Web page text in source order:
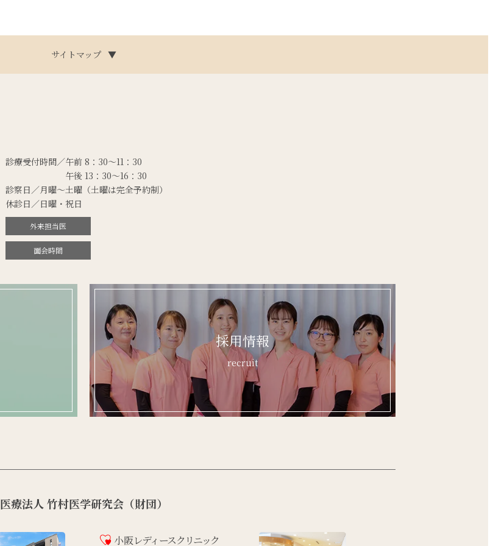
サイトマップ ▼
診療受付時間／午前 8：30～11：30
午後 13：30～16：30
診察日／月曜～土曜（土曜は完全予約制）
休診日／日曜・祝日
外来担当医
面会時間
採用情報
recruit
医療法人 竹村医学研究会（財団）
小阪レディースクリニック